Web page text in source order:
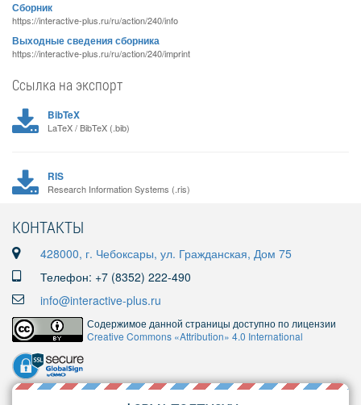
Сборник
https://interactive-plus.ru/ru/action/240/info
Выходные сведения сборника
https://interactive-plus.ru/ru/action/240/imprint
Ссылка на экспорт
BibTeX
LaTeX / BibTeX (.bib)
RIS
Research Information Systems (.ris)
КОНТАКТЫ
428000, г. Чебоксары, ул. Гражданская, Дом 75
Телефон: +7 (8352) 222-490
info@interactive-plus.ru
Содержимое данной страницы доступно по лицензии
Creative Commons «Attribution» 4.0 International